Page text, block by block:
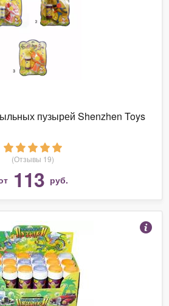
пузырей Shenzhen Toys
(Отзывы 19)
113 руб.